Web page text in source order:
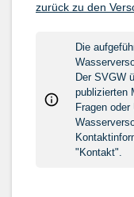
zurück zu den
Die
Der SVGW
publizierten
Fragen
"Kontakt".